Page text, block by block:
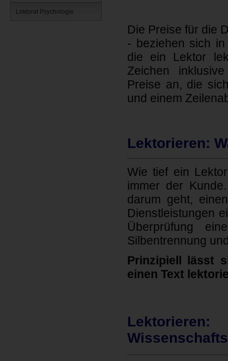
Lektorat Psychologie
Die Preise für die
- beziehen sich
die ein Lektor
Zeichen
Preise an, die
und einem
Lektorieren:
Wie tief ein
immer der
darum geht,
Dienstleistungen
Überprüfung
Silbentrennung
Prinzipiell lässt
einen Text